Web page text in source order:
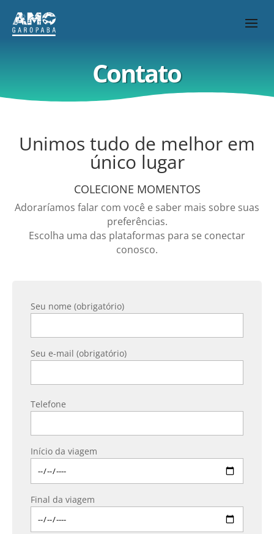
Contato
Unimos tudo de melhor em
único lugar
COLECIONE MOMENTOS
Adoraríamos falar com você e saber mais sobre suas
preferências.
Escolha uma das plataformas para se conectar
conosco.
Seu nome (obrigatório)
Seu e-mail (obrigatório)
Telefone
Início da viagem
Final da viagem